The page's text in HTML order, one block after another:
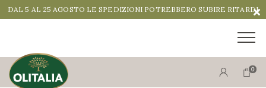
DAL 5 AL 25 AGOSTO LE SPEDIZIONI POTREBBERO SUBIRE RITARDI
0